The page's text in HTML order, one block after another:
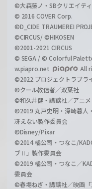
©大森藤ノ・SBクリエイテ
© 2016 COVER Corp.
©D_CIDE TRAUMEREI
©CIRCUS/ ©HIKOSEN
©2001-2021 CIRCUS
© SEGA / © Colorful
w.piapro.net
All
©2022 プロジェクトラブラ
©クール教信者／双葉社
©和久井健・講談社／アニ
©2019 丸戸史明・深崎暮人
冴えない製作委員会
©Disney/Pixar
©2014 橘公司・つなこ/
ブⅡ」製作委員会
©2019 橘公司・つなこ／
委員会
©春場ねぎ・講談社／映画「